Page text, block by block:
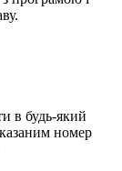
в будь-який
номер